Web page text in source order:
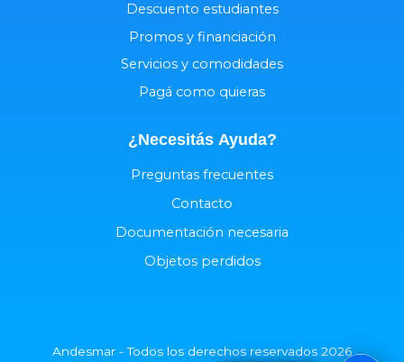
Descuento estudiantes
Promos y financiación
Servicios y comodidades
Pagá como quieras
¿Necesitás Ayuda?
Preguntas frecuentes
Contacto
Documentación necesaria
Objetos perdidos
Andesmar - Todos los derechos reservados 2026